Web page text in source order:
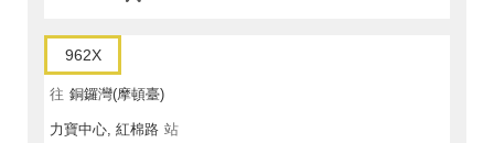
962X
往 銅鑼灣(摩頓臺)
力寶中心, 紅棉路 站